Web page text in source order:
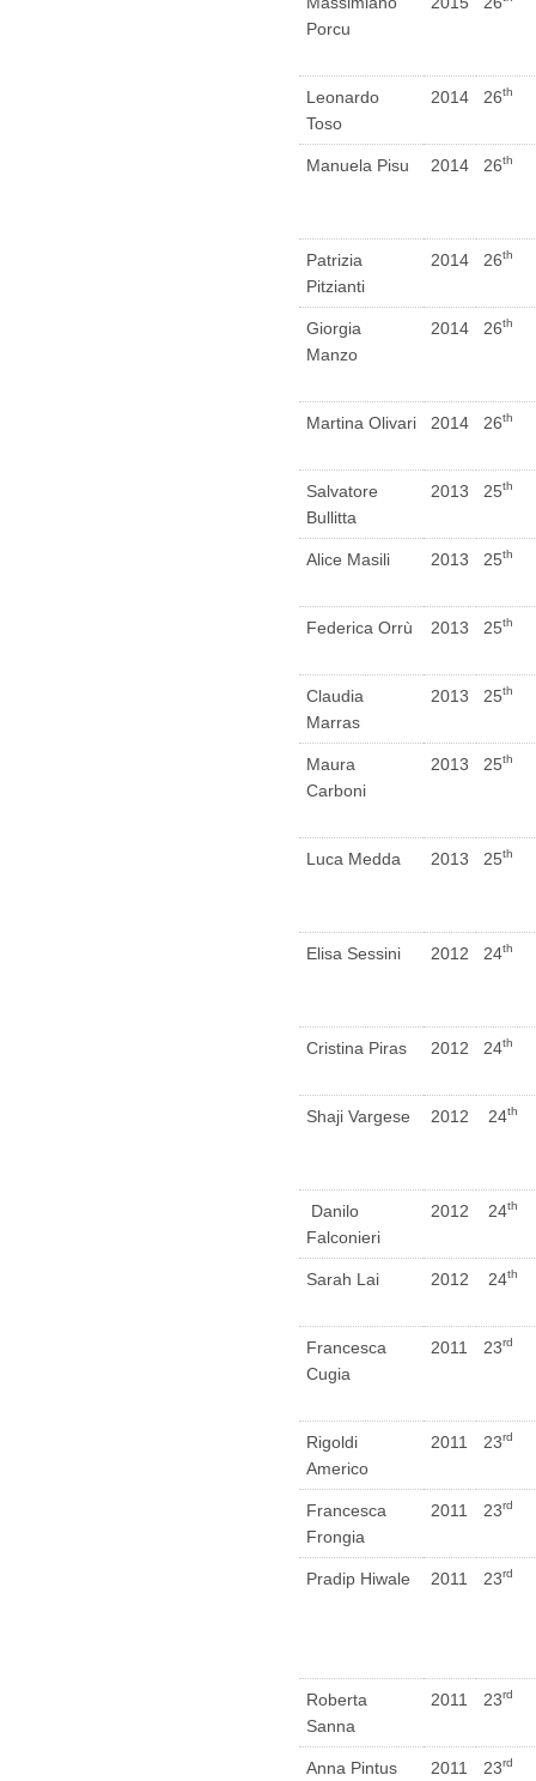
Porcu
Leonardo
Toso
2014 26th
Manuela Pisu 2014 26th
Patrizia
Pitzianti
2014 26th
Giorgia
Manzo
2014 26th
Martina Olivari 2014 26th
Salvatore
Bullitta
2013 25th
Alice Masili 2013 25th
Federica Orrù 2013 25th
Claudia
Marras
2013 25th
Maura
Carboni
2013 25th
Luca Medda 2013 25th
Elisa Sessini 2012 24th
Cristina Piras 2012 24th
Shaji Vargese 2012 24th
Danilo
Falconieri
2012 24th
Sarah Lai 2012 24th
Francesca
Cugia
2011 23rd
Rigoldi
Americo
2011 23rd
Francesca
Frongia
2011 23rd
Pradip Hiwale 2011 23rd
Roberta
Sanna
2011 23rd
Anna Pintus 2011 23rd